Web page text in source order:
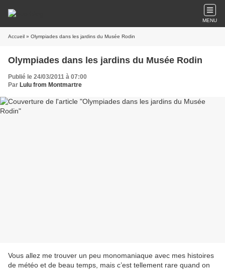
MENU
Accueil » Olympiades dans les jardins du Musée Rodin
Olympiades dans les jardins du Musée Rodin
Publié le 24/03/2011 à 07:00
Par Lulu from Montmartre
Vous allez me trouver un peu monomaniaque avec mes histoires
de météo et de beau temps, mais c’est tellement rare quand on